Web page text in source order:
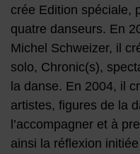
crée Edition spéciale,
quatre danseurs. En
Michel Schweizer, il
solo, Chronic(s),
la danse. En 2004, il
artistes, figures de la
l’accompagner et à
ainsi la réflexion